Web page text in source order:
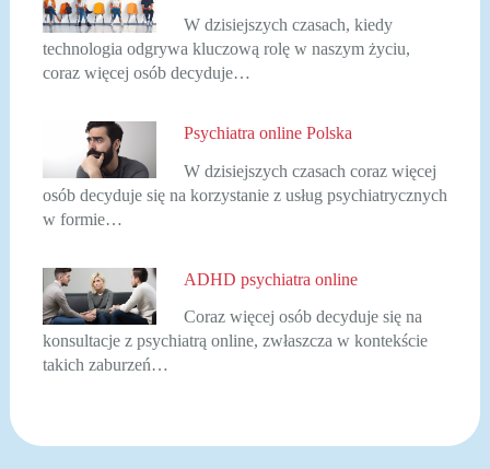
W dzisiejszych czasach, kiedy
technologia odgrywa kluczową rolę w naszym życiu,
coraz więcej osób decyduje…
Psychiatra online Polska
W dzisiejszych czasach coraz więcej
osób decyduje się na korzystanie z usług psychiatrycznych
w formie…
ADHD psychiatra online
Coraz więcej osób decyduje się na
konsultacje z psychiatrą online, zwłaszcza w kontekście
takich zaburzeń…